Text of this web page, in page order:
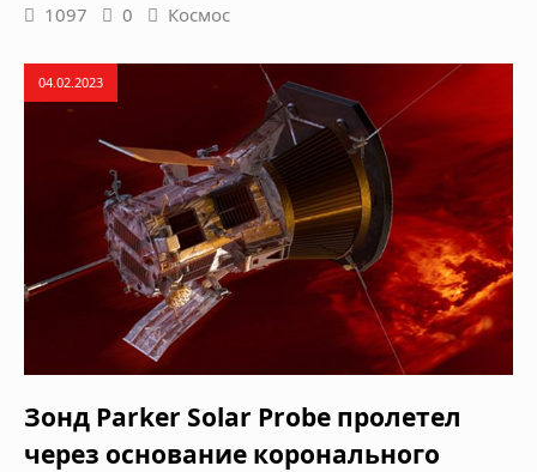
1097 0 Космос
04.02.2023
Зонд Parker Solar Probe пролетел
через основание коронального